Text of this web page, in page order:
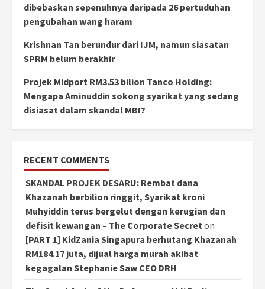
dibebaskan sepenuhnya daripada 26 pertuduhan
pengubahan wang haram
Krishnan Tan berundur dari IJM, namun siasatan
SPRM belum berakhir
Projek Midport RM3.53 bilion Tanco Holding:
Mengapa Aminuddin sokong syarikat yang sedang
disiasat dalam skandal MBI?
RECENT COMMENTS
SKANDAL PROJEK DESARU: Rembat dana
Khazanah berbilion ringgit, Syarikat kroni
Muhyiddin terus bergelut dengan kerugian dan
defisit kewangan – The Corporate Secret on
[PART 1] KidZania Singapura berhutang Khazanah
RM184.17 juta, dijual harga murah akibat
kegagalan Stephanie Saw CEO DRH